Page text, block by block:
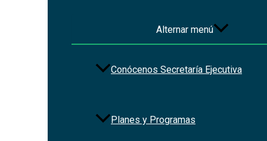
Alternar menú
Conócenos Secretaría Ejecutiva
Planes y Programas